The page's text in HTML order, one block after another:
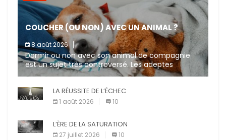
COUCHER (OU NON) AVEC UN ANIMAL ?
8 août 2026
Dormir ou non avec son animal de compagnie
est un sujet très controversé. Les adeptes
affirment que la présence de leur compagnon à
LA RÉUSSITE DE L’ÉCHEC
1 août 2026 10
L’ÈRE DE LA SATURATION
27 juillet 2026 10